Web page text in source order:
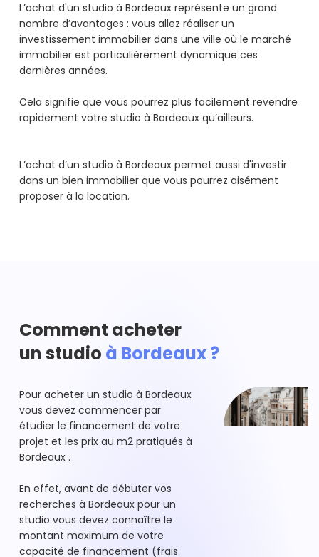
L’achat d'un studio à Bordeaux représente un grand
nombre d’avantages : vous allez réaliser un
investissement immobilier dans une ville où le marché
immobilier est particulièrement dynamique ces
dernières années.
Cela signifie que vous pourrez plus facilement revendre
rapidement votre studio à Bordeaux qu’ailleurs.
L’achat d’un studio à Bordeaux permet aussi d'investir
dans un bien immobilier que vous pourrez aisément
proposer à la location.
Comment acheter
un studio à Bordeaux ?
Pour acheter un studio à Bordeaux
vous devez commencer par
étudier le financement de votre
projet et les prix au m2 pratiqués à
Bordeaux .
En effet, avant de débuter vos
recherches à Bordeaux pour un
studio vous devez connaître le
montant maximum de votre
capacité de financement (frais